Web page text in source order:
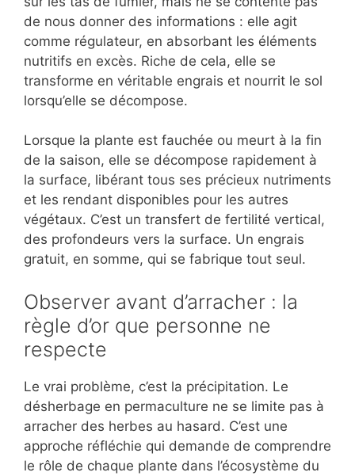
de nous donner des informations : elle agit
comme régulateur, en absorbant les éléments
nutritifs en excès. Riche de cela, elle se
transforme en véritable engrais et nourrit le sol
lorsqu’elle se décompose.
Lorsque la plante est fauchée ou meurt à la fin
de la saison, elle se décompose rapidement à
la surface, libérant tous ses précieux nutriments
et les rendant disponibles pour les autres
végétaux. C’est un transfert de fertilité vertical,
des profondeurs vers la surface. Un engrais
gratuit, en somme, qui se fabrique tout seul.
Observer avant d’arracher : la
règle d’or que personne ne
respecte
Le vrai problème, c’est la précipitation. Le
désherbage en permaculture ne se limite pas à
arracher des herbes au hasard. C’est une
approche réfléchie qui demande de comprendre
le rôle de chaque plante dans l’écosystème du